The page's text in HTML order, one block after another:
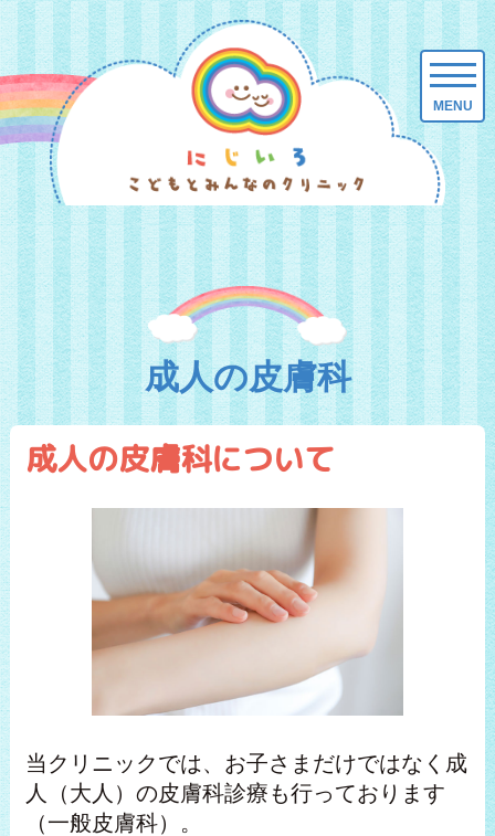
成人の皮膚科
成人の皮膚科について
当クリニックでは、お子さまだけではなく成
人（大人）の皮膚科診療も行っております
（一般皮膚科）。